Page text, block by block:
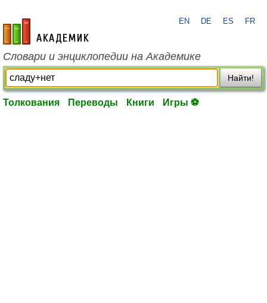
academic.ru
EN DE ES FR
Словари и энциклопедии на Академике
Найти!
Толкования Переводы Книги Игры ⚽